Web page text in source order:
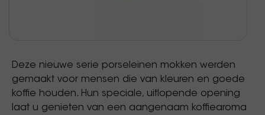
Deze nieuwe serie porseleinen mokken werden
gemaakt voor mensen die van kleuren en goede
koffie houden. Hun speciale, uitlopende opening
laat u genieten van een aangenaam koffiearoma